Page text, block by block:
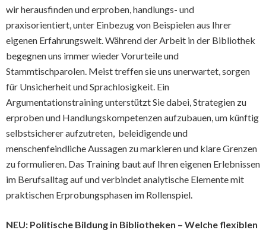
wir herausfinden und erproben, handlungs- und
praxisorientiert, unter Einbezug von Beispielen aus Ihrer
eigenen Erfahrungswelt. Während der Arbeit in der Bibliothek
begegnen uns immer wieder Vorurteile und
Stammtischparolen. Meist treffen sie uns unerwartet, sorgen
für Unsicherheit und Sprachlosigkeit. Ein
Argumentationstraining unterstützt Sie dabei, Strategien zu
erproben und Handlungskompetenzen aufzubauen, um künftig
selbstsicherer aufzutreten, beleidigende und
menschenfeindliche Aussagen zu markieren und klare Grenzen
zu formulieren. Das Training baut auf Ihren eigenen Erlebnissen
im Berufsalltag auf und verbindet analytische Elemente mit
praktischen Erprobungsphasen im Rollenspiel.
NEU: Politische Bildung in Bibliotheken – Welche flexiblen